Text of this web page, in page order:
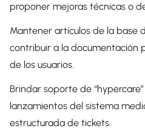
proponer mejoras técnicas o
Mantener artículos de la base
contribuir a la documentación
de los usuarios.
Brindar soporte de
lanzamientos del sistema
estructurada de tickets.